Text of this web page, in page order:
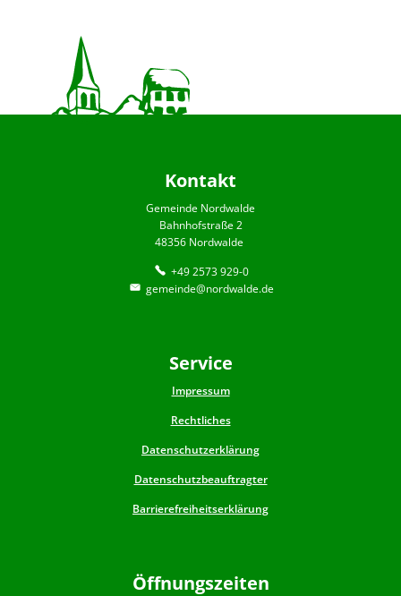
Kontakt
Gemeinde Nordwalde
Bahnhofstraße 2
48356 Nordwalde
+49 2573 929-0
gemeinde@nordwalde.de
Service
Impressum
Rechtliches
Datenschutzerklärung
Datenschutzbeauftragter
Barrierefreiheitserklärung
Öffnungszeiten